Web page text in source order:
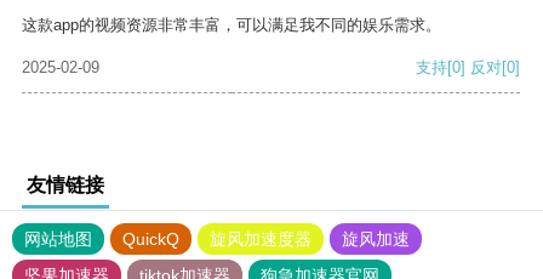
这款app的视频资源非常丰富，可以满足我不同的娱乐需求。
2025-02-09 支持[0] 反对[0]
友情链接
网站地图 QuickQ 旋风加速度器
旋风加速